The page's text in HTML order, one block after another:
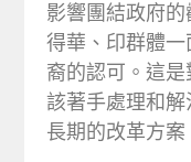
影響團結政府
得華、印群體
裔的認可。這
該著手處理和
長期的改革方案